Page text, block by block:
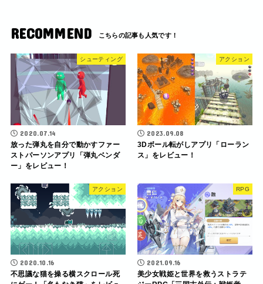
RECOMMEND
シューティング
2020.07.14
放った弾丸を自分で動かすファー
ストパーソンアプリ「弾丸ベンダ
ー」をレビュー！
アクション
2023.09.08
3Dボール転がしアプリ「ローラン
ス」をレビュー！
アクション
2020.10.16
不思議な猫を操る横スクロール死
RPG
2021.09.16
美少女戦姫と世界を救うストラテ